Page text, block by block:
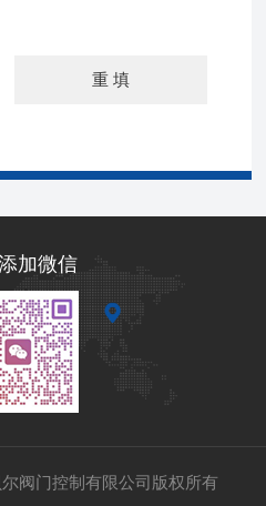
加微信
阀门控制有限公司版权所有